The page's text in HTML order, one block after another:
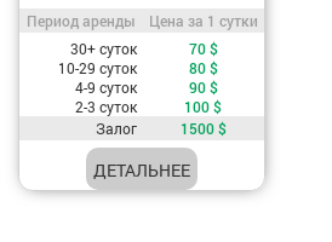
Период аренды / Цена за 1 сутки
Период аренды
Цена за 1 сутки
Стоимость, в зависимости от периода аренды
30+ суток 70 $
10-29 суток
80 $
4-9 суток
90 $
2-3 суток
100$
Залог
1500 $
ДЕТАЛЬНЕЕ